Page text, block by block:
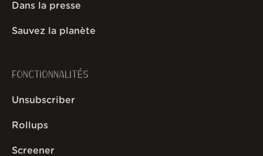
Dans la presse
Sauvez la planète
FONCTIONNALITÉS
Unsubscriber
Rollups
Screener